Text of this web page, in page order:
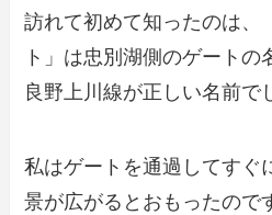
訪れて初めて知ったのは、
ト」は忠別湖側のゲートの
良野上川線が正しい名前で
私はゲートを通過してすぐ
景が広がるとおもったので